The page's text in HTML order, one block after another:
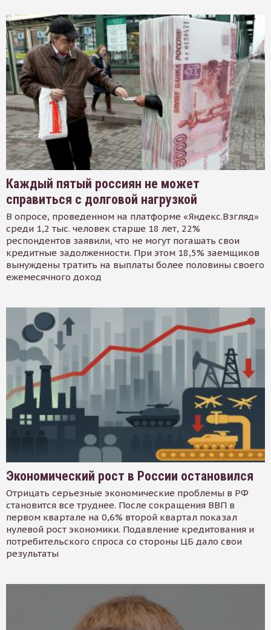
Каждый пятый россиян не может
справиться с долговой нагрузкой
В опросе, проведенном на платформе «Яндекс.Взгляд»
среди 1,2 тыс. человек старше 18 лет, 22%
респондентов заявили, что не могут погашать свои
кредитные задолженности. При этом 18,5% заемщиков
вынуждены тратить на выплаты более половины своего
ежемесячного доход
Экономический рост в России остановился
Отрицать серьезные экономические проблемы в РФ
становится все труднее. После сокращения ВВП в
первом квартале на 0,6% второй квартал показал
нулевой рост экономики. Подавление кредитования и
потребительского спроса со стороны ЦБ дало свои
результаты